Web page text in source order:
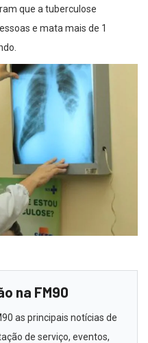
que a tuberculose
e mata mais de 1
na FM90
as principais notícias de
de serviço, eventos,